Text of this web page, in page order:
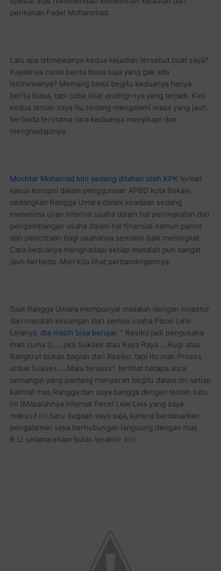
perikanan Fadel Mohammad.
Lalu apa istimewanya kedua kejadian tersebut buat saya?
Kayaknya cuma berita biasa saja yang gak ada
istimewanya? Memang betul begitu keduanya hanya
berita biasa, tapi coba lihat ending-nya yang terjadi. Kini
kedua teman saya itu sedang mengalami masa yang jauh
berbeda terutama cara keduanya menyikapi dan
menghadapinya.
Mochtar Mohamad kini sedang ditahan oleh KPK terkait
kasus korupsi dalam penggunaan APBD kota Bekasi,
sedangkan Rangga Umara dalam keadaan sedang
menerima ujian internal usaha dalam hal peningkatan dan
pengembangan usaha dalam hal finansial namun pamor
dan pencitraan bagi usahanya semakin baik meningkat.
Cara keduanya menghadapi setiap masalah pun sangat
jauh berbeda. Mari kita lihat perbandingannya.
Saat Rangga Umara mempunyai masalah dengan investor
dan masalah keuangan dari semua usaha Pecel Lele
Lelanya, dia masih bisa berujar, " Resiko jadi pengusaha
mah cuma 2,.....jadi Sukses atau Kaya Raya.....Rugi atau
Bangkrut bukan bagian dari Resiko, tapi itu mah Proses
untuk Sukses.....Maju terusss". terlihat betapa aura
semangat yang pantang menyerah begitu dalam dri setiap
kalimat mas Rangga dan saya bangga dengan teman satu
ini (Masalahnya internal Pecel Lele Lela yang saya
maksud ini baru dugaan saya saja, karena berdasarkan
pengalaman saya berhubungan langsung dengan mas
R.U. selama enam bulan terakhir ini).